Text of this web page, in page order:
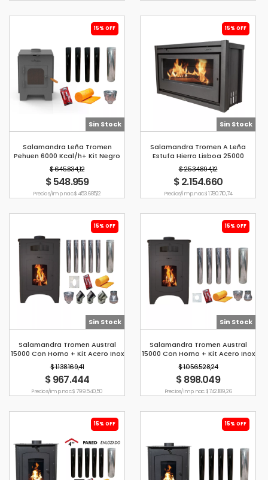
15% OFF
Sin Stock
Salamandra Leña Tromen
Pehuen 6000 Kcal/h+ Kit Negro
Techo 4
$ 645.834,12
$ 548.959
Precio s/imp. nac. $ 453.685,12
15% OFF
Sin Stock
Salamandra Tromen A Leña
Estufa Hierro Lisboa 25000
Kcal/h
$ 2.534.894,12
$ 2.154.660
Precio s/imp. nac. $ 1.780.710,74
15% OFF
Sin Stock
Salamandra Tromen Austral
15000 Con Horno + Kit Acero Inox
Pared 6&quot;
$ 1.138.169,41
$ 967.444
Precio s/imp. nac. $ 799.540,50
15% OFF
Sin Stock
Salamandra Tromen Austral
15000 Con Horno + Kit Acero Inox
Techo 6&quot;
$ 1.056.528,24
$ 898.049
Precio s/imp. nac. $ 742.189,26
15% OFF 15% OFF